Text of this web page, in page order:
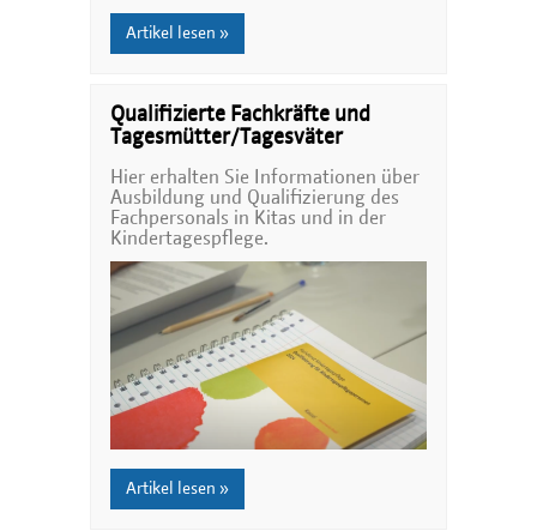
Artikel lesen »
Qualifizierte Fachkräfte und
Tagesmütter/Tagesväter
Hier erhalten Sie Informationen über
Ausbildung und Qualifizierung des
Fachpersonals in Kitas und in der
Kindertagespflege.
Artikel lesen »